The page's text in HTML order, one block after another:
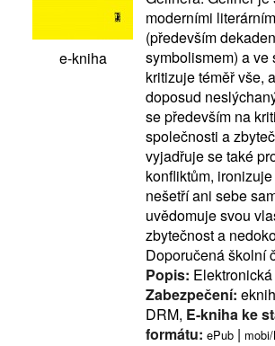
e-kniha
moderními
(především
symbolismem) a ve
kritizuje téměř vše,
doposud
se především na
společnosti a
vyjadřuje se také
konfliktům,
nešetří ani sebe
uvědomuje svou
zbytečnost a
Doporučená školní
Popis:
Zabezpečení:
DRM, E-kniha ke
formátu: ePub |